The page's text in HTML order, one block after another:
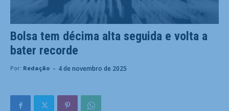
Bolsa tem décima alta seguida e volta a
bater recorde
Por: Redação - 4 de novembro de 2025